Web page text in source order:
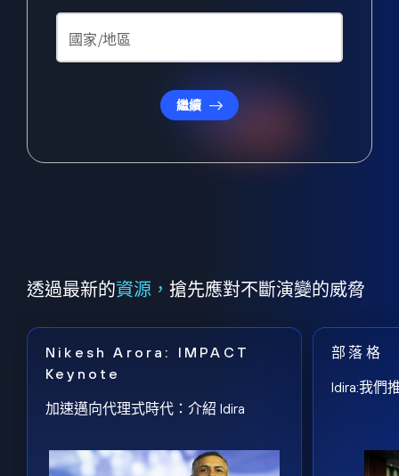
繼續
透過最新的資源， 搶先應對不斷演變的威脅
Nikesh Arora: IMPACT
Keynote
加速邁向代理式時代：介紹 Idira
部落格
Idira:我們